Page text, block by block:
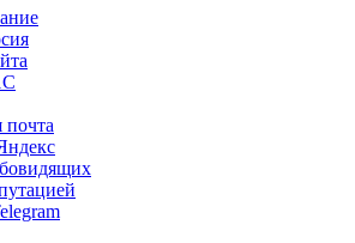
почта